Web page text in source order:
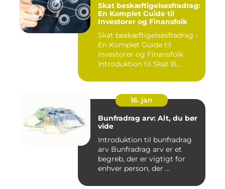
Skat beskæftigelsesfradrag:
En Komplet Guide til
Investorer og Finansfolk
Skat beskæftigelsesfradrag -
En Komplet Guide til
Investorer og Finansfolk
Introduktion til Skat B...
16. jan
Bunfradrag arv: Alt, du bør
vide
Introduktion til bunfradrag
arv Bunfradrag arv er et
begreb, der er vigtigt for
enhver person, der ...